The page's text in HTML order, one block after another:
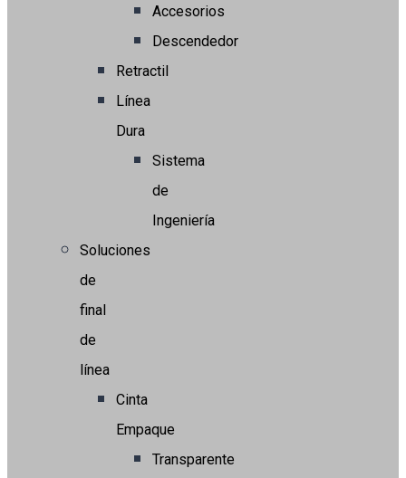
Accesorios
Descendedor
Retractil
Línea
Dura
Sistema
de
Ingeniería
Soluciones
de
final
de
línea
Cinta
Empaque
Transparente